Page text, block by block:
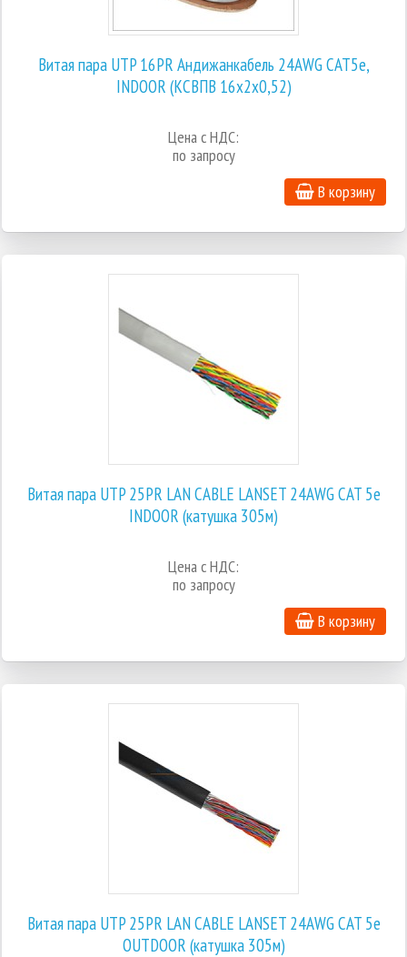
Витая пара UTP 16PR Андижанкабель 24AWG CAT5е,
INDOOR (КСВПВ 16х2х0,52)
Цена с НДС:
по запросу
В корзину
Витая пара UTP 25PR LAN CABLE LANSET 24AWG CAT 5e
INDOOR (катушка 305м)
Цена с НДС:
по запросу
В корзину
Витая пара UTP 25PR LAN CABLE LANSET 24AWG CAT 5e
OUTDOOR (катушка 305м)